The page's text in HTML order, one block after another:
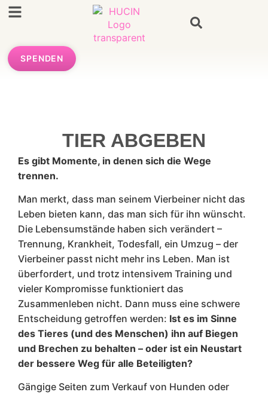
SPENDEN
TIER ABGEBEN
Es gibt Momente, in denen sich die Wege
trennen.
Man merkt, dass man seinem Vierbeiner nicht das
Leben bieten kann, das man sich für ihn wünscht.
Die Lebensumstände haben sich verändert –
Trennung, Krankheit, Todesfall, ein Umzug – der
Vierbeiner passt nicht mehr ins Leben. Man ist
überfordert, und trotz intensivem Training und
vieler Kompromisse funktioniert das
Zusammenleben nicht. Dann muss eine schwere
Entscheidung getroffen werden: Ist es im Sinne
des Tieres (und des Menschen) ihn auf Biegen
und Brechen zu behalten – oder ist ein Neustart
der bessere Weg für alle Beteiligten?
Gängige Seiten zum Verkauf von Hunden oder